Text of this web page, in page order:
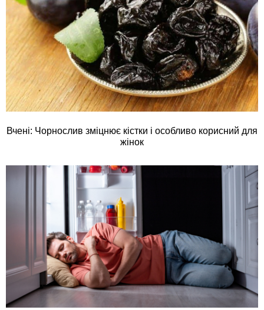
Вчені: Чорнослив зміцнює кістки і особливо корисний для
жінок